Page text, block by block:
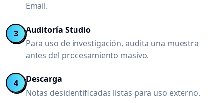
Email.
3
Auditoría Studio
Para uso de investigación, audita una muestra
antes del procesamiento masivo.
4
Descarga
Notas desidentificadas listas para uso externo.